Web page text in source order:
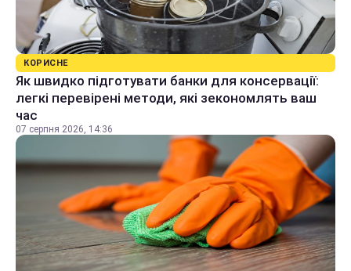
КОРИСНЕ
Як швидко підготувати банки для консервації:
легкі перевірені методи, які зекономлять ваш
час
07 серпня 2026, 14:36